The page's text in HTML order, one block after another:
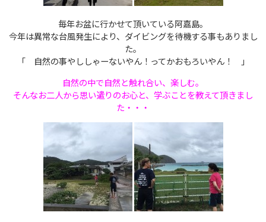
毎年お盆に行かせて頂いている阿嘉島。
今年は異常な台風発生により、ダイビングを待機する事もありまし
た。
「 自然の事やししゃーないやん！ってかおもろいやん！ 」
自然の中で自然と触れ合い、楽しむ。
そんなお二人から思い遣りのお心と、学ぶことを教えて頂きまし
た・・・